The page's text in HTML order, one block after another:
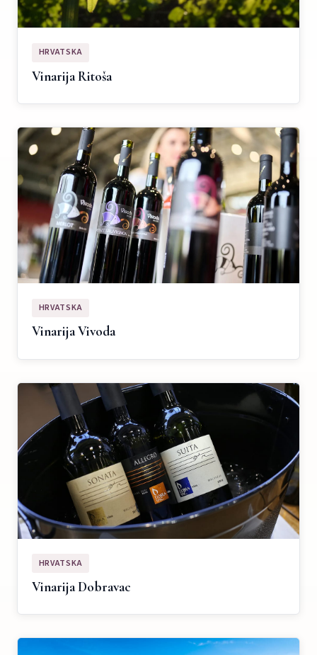
HRVATSKA
Vinarija Ritoša
HRVATSKA
Vinarija Vivoda
HRVATSKA
Vinarija Dobravac